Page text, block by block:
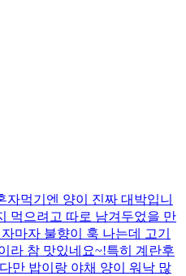
먹기엔 양이 진짜 대박입니
먹으려고 따로 남겨두었을 만
마자 불향이 훅 나는데 고기
라 참 맛있네요~!특히 계란후
만 밥이랑 야채 양이 워낙 많